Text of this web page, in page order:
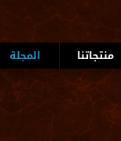
منتجاتنا المجلة